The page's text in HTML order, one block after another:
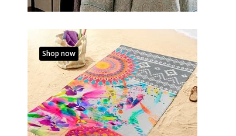
Shop now